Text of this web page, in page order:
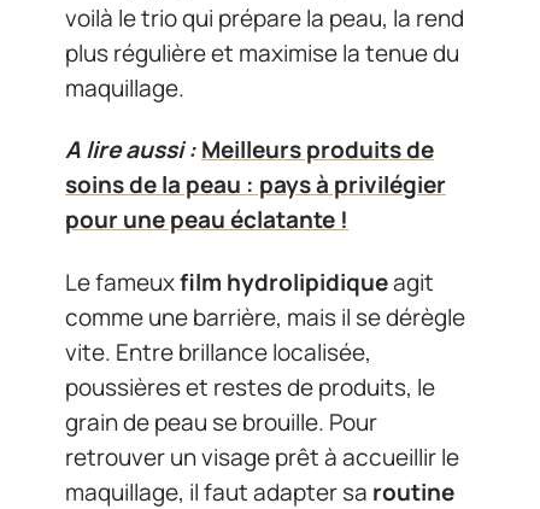
voilà le trio qui prépare la peau, la rend
plus régulière et maximise la tenue du
maquillage.
A lire aussi :Meilleurs produits de
soins de la peau : pays à privilégier
pour une peau éclatante !
Le fameuxfilm hydrolipidiqueagit
comme une barrière, mais il se dérègle
vite. Entre brillance localisée,
poussières et restes de produits, le
grain de peau se brouille. Pour
retrouver un visage prêt à accueillir le
maquillage, il faut adapter sa routine